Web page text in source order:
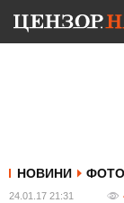
НОВИНИ ФОТО
24.01.17 21:31